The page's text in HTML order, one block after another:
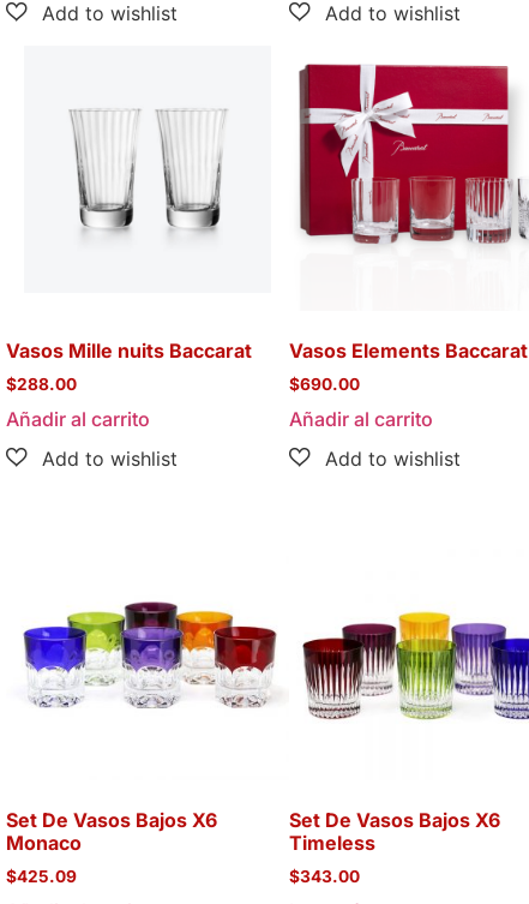
Vasos Mille nuits Baccarat
$288.00
Añadir al carrito
Vasos Elements Baccarat
$690.00
Añadir al carrito
Set De Vasos Bajos X6
Monaco
$425.09
Set De Vasos Bajos X6
Timeless
$343.00